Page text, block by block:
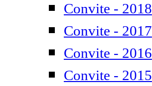
Convite - 2018
Convite - 2017
Convite - 2016
Convite - 2015